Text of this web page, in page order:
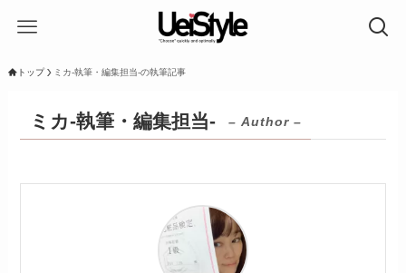
トップ ミカ-執筆・編集担当-の執筆記事
ミカ-執筆・編集担当- – Author –